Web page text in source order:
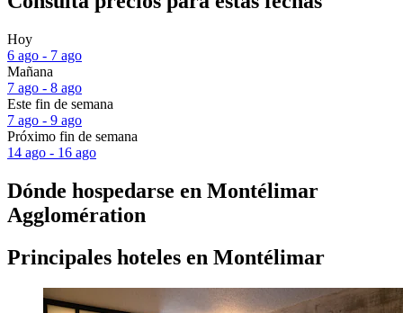
Hoy
6 ago - 7 ago
Mañana
7 ago - 8 ago
Este fin de semana
7 ago - 9 ago
Próximo fin de semana
14 ago - 16 ago
Dónde hospedarse en Montélimar
Agglomération
Principales hoteles en Montélimar